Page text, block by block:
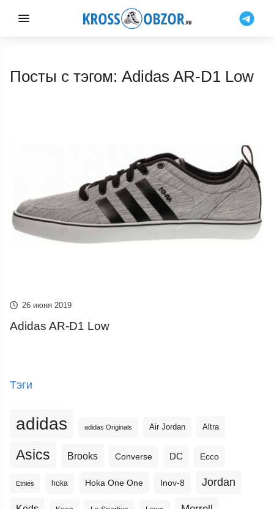
Посты с тэгом: Adidas AR-D1 Low
26 июня 2019
Adidas AR-D1 Low
Тэги
adidas adidas Originals Air Jordan Altra
Asics Brooks Converse DC Ecco
Etnies hoka Hoka One One Inov-8 Jordan